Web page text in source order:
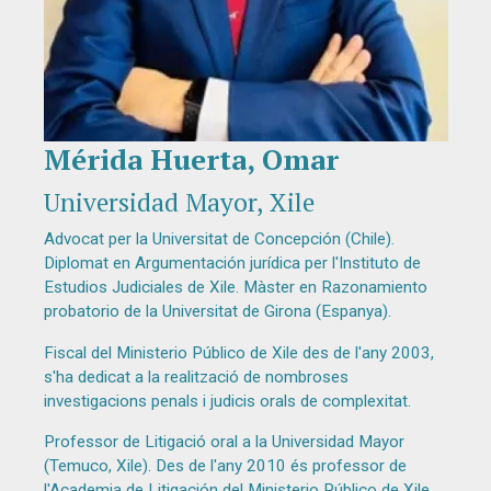
Diapositiva 1 de 1
Mérida Huerta, Omar
Universidad Mayor, Xile
Advocat per la Universitat de Concepción (Chile).
Diplomat en Argumentación jurídica per l'Instituto de
Estudios Judiciales de Xile. Màster en Razonamiento
probatorio de la Universitat de Girona (Espanya).
Fiscal del Ministerio Público de Xile des de l'any 2003,
s'ha dedicat a la realització de nombroses
investigacions penals i judicis orals de complexitat.
Professor de Litigació oral a la Universidad Mayor
(Temuco, Xile). Des de l'any 2010 és professor de